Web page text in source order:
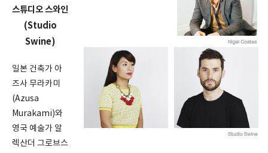
스튜디오 스와인
(Studio
Swine)
일본 건축가 아
즈사 무라카미
(Azusa
Murakami)와
영국 예술가 알
렉산더 그로브스